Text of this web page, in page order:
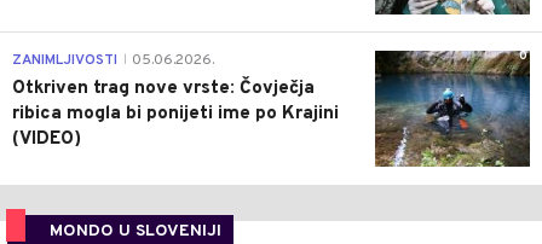
0
ZANIMLJIVOSTI 05.06.2026.
Otkriven trag nove vrste: Čovječja
ribica mogla bi ponijeti ime po Krajini
(VIDEO)
MONDO U SLOVENIJI